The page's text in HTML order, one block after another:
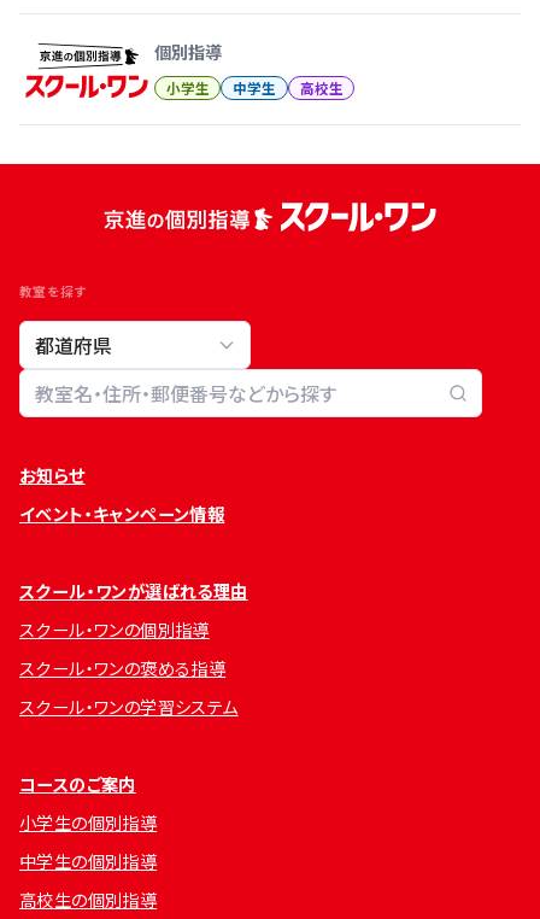
個別指導
小学生 中学生 高校生
教室を探す
教室検索
お知らせ
イベント・キャンペーン情報
スクール・ワンが選ばれる理由
スクール・ワンの個別指導
スクール・ワンの褒める指導
スクール・ワンの学習システム
コースのご案内
小学生の個別指導
中学生の個別指導
高校生の個別指導